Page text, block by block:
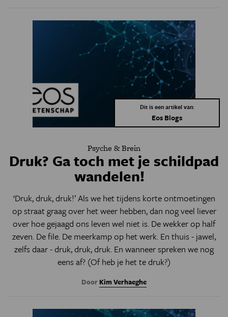
Dit is een artikel van:
Eos Blogs
Psyche & Brein
Druk? Ga toch met je schildpad
wandelen!
‘Druk, druk, druk!’ Als we het tijdens korte ontmoetingen
op straat graag over het weer hebben, dan nog veel liever
over hoe gejaagd ons leven wel niet is. De wekker op half
zeven. De file. De meerkamp op het werk. En thuis - jawel,
zelfs daar - druk, druk, druk. En wanneer spreken we nog
eens af? (Of heb je het te druk?)
Door Kim Verhaeghe